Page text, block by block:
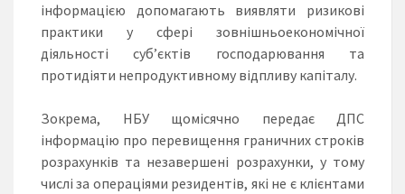
інформацією допомагають виявляти ризикові
практики у сфері зовнішньоекономічної
діяльності суб’єктів господарювання та
протидіяти непродуктивному відпливу капіталу.
Зокрема, НБУ щомісячно передає ДПС
інформацію про перевищення граничних строків
розрахунків та незавершені розрахунки, у тому
числі за операціями резидентів, які не є клієнтами